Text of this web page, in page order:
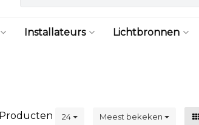
Installateurs Lichtbronnen
Producten 24 Meest bekeken